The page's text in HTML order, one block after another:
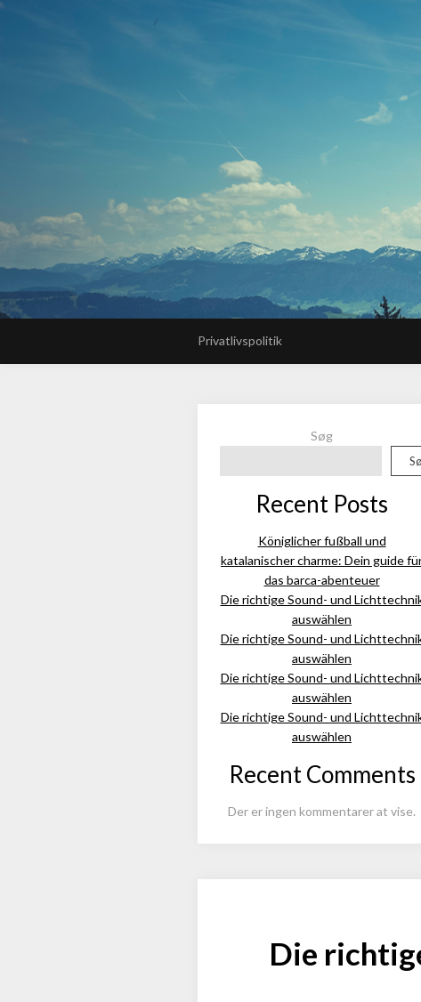
Privatlivspolitik
Søg
Recent Posts
Königlicher fußball und
katalanischer charme: Dein guide
das barca-abenteuer
Die richtige Sound- und
auswählen
Die richtige Sound- und
auswählen
Die richtige Sound- und
auswählen
Die richtige Sound- und
auswählen
Recent Comments
Der er ingen kommentarer at vise.
Die